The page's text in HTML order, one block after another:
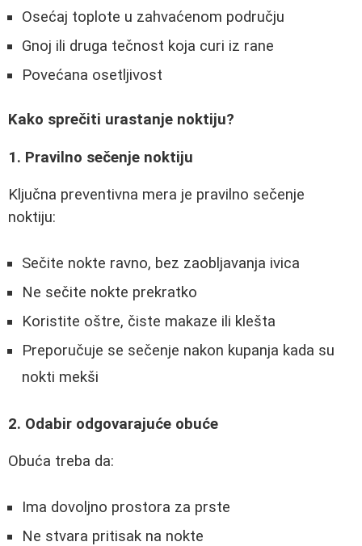
Osećaj toplote u zahvaćenom području
Gnoj ili druga tečnost koja curi iz rane
Povećana osetljivost
Kako sprečiti urastanje noktiju?
1. Pravilno sečenje noktiju
Ključna preventivna mera je pravilno sečenje
noktiju:
Sečite nokte ravno, bez zaobljavanja ivica
Ne sečite nokte prekratko
Koristite oštre, čiste makaze ili klešta
Preporučuje se sečenje nakon kupanja kada su
nokti mekši
2. Odabir odgovarajuće obuće
Obuća treba da:
Ima dovoljno prostora za prste
Ne stvara pritisak na nokte